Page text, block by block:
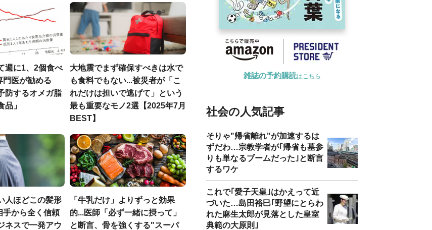
週に1、2個食べ
門医が勧める
防するオメガ脂
品」
大地震でまず確保すべきは水で
も食料でもない...被災者が「こ
れだけは担いで逃げて」という
最も重要なモノ2選【2025年7月
BEST】
人ほどこの髪形
手から全く信頼
ネスで一発アウ
「牛乳だけ」よりずっと効果
的...医師「必ず一緒に摂って」
と断言、骨を強くする"スーパ
雑誌の予約購読はこちら
社会の人気記事
そりゃ"帰省離れ"が加速するは
ずだわ…宗教学者が｢帰省も墓参
りも単なるブームだった｣と断言
するワケ
これで｢愛子天皇｣はかえって近
づいた…島田裕巳｢野望にとらわ
れた麻生太郎が見落とした皇室
典範の大原則｣